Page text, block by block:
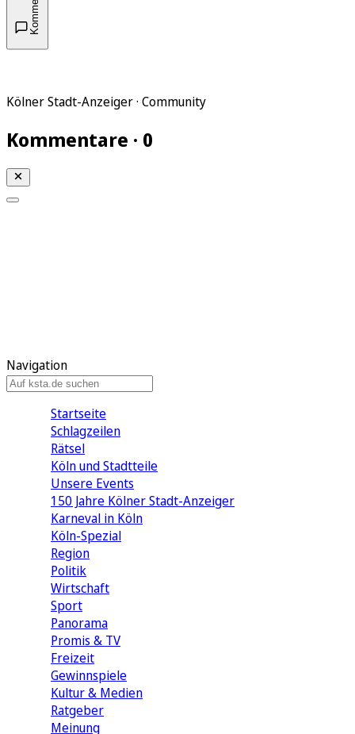
Kölner Stadt-Anzeiger · Community
Kommentare · 0
Navigation
Startseite
Schlagzeilen
Rätsel
Köln und Stadtteile
Unsere Events
150 Jahre Kölner Stadt-Anzeiger
Karneval in Köln
Köln-Spezial
Region
Politik
Wirtschaft
Sport
Panorama
Promis & TV
Freizeit
Gewinnspiele
Kultur & Medien
Ratgeber
Meinung